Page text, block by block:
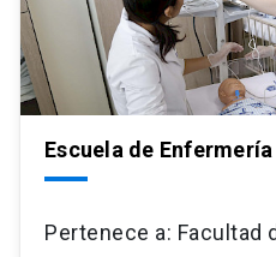
Escuela de Enfermería
Pertenece a: Facultad